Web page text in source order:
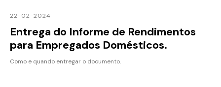
22-02-2024
Entrega do Informe de Rendimentos
para Empregados Domésticos.
Como e quando entregar o documento.